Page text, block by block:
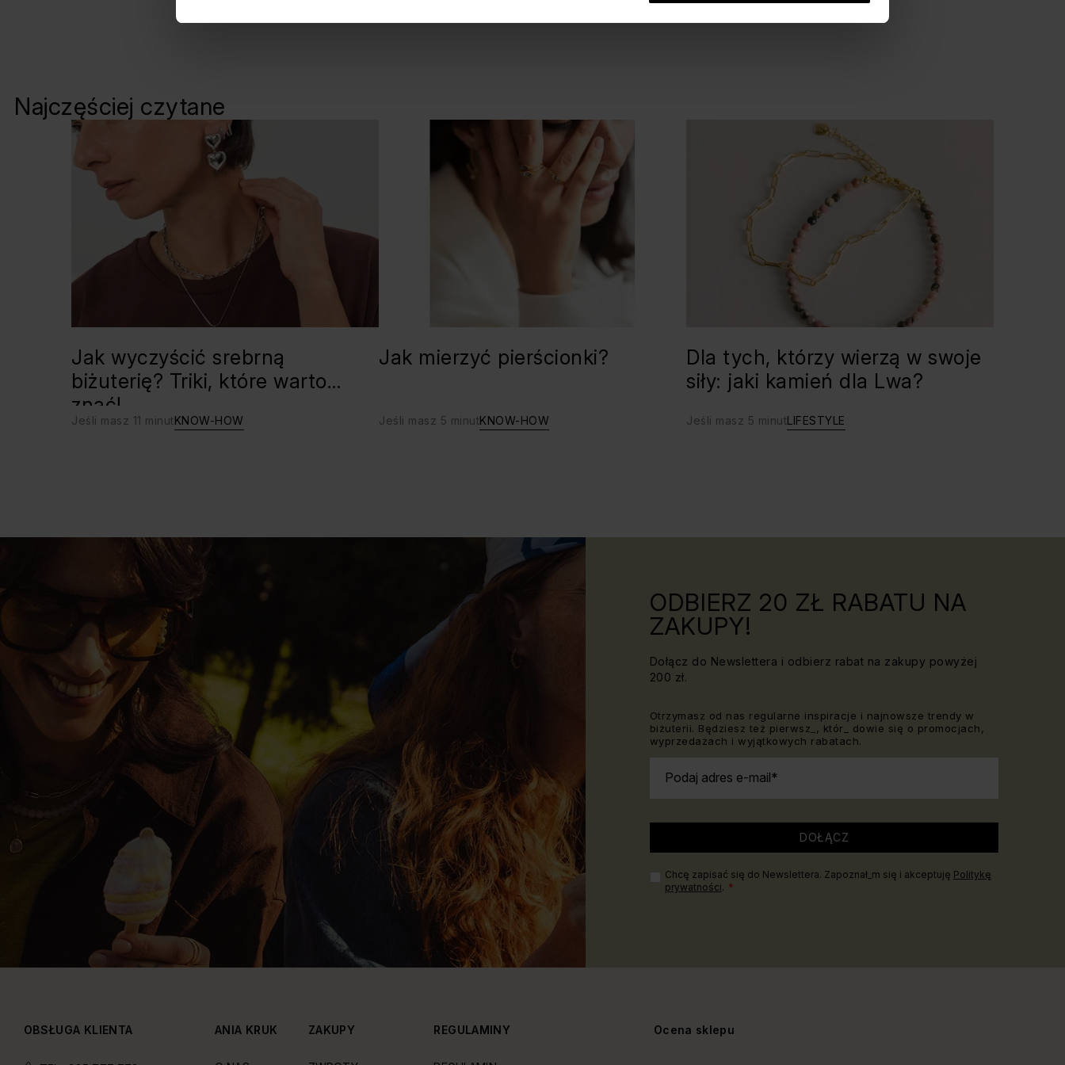
Najczęściej czytane
Jak wyczyścić srebrną
biżuterię? Triki, które warto
znać!
Jeśli masz 11 minutKNOW-HOW
Jak mierzyć pierścionki?
Jeśli masz 5 minutKNOW-HOW
Dla tych, którzy wierzą w swoje
siły: jaki kamień dla Lwa?
Jeśli masz 5 minutLIFESTYLE
ODBIERZ 20 ZŁ RABATU NA
ZAKUPY!
Dołącz do Newslettera i odbierz rabat na zakupy powyżej
200 zł.
Otrzymasz od nas regularne inspiracje i najnowsze trendy w
biżuterii. Będziesz też pierwsz_, któr_ dowie się o promocjach,
wyprzedażach i wyjątkowych rabatach.
Podaj adres e-mail
DOŁĄCZ
Chcę zapisać się do Newslettera. Zapoznał_m się i akceptuję Politykę
prywatności.
OBSŁUGA KLIENTA ANIA KRUK ZAKUPY REGULAMINY Ocena sklepu